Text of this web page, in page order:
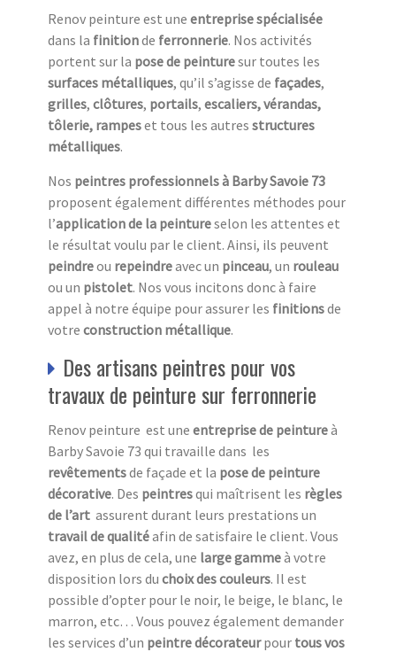
Renov peinture est une entreprise spécialisée
dans la finitionde ferronnerie. Nos activités
portent sur la pose de peinturesur toutes les
surfaces métalliques, qu’il s’agisse de façades,
grilles, clôtures, portails, escaliers,vérandas,
tôlerie, rampeset tous les autres structures
métalliques.
Nos peintres professionnels à Barby Savoie 73
proposent également différentes méthodes pour
l’application de la peintureselon les attentes et
le résultat voulu par le client. Ainsi, ils peuvent
peindreou repeindreavec un pinceau, un rouleau
ou un pistolet. Nos vous incitons donc à faire
appel à notre équipe pour assurer les finitionsde
votre construction métallique.
Des artisans peintres pour vos
travaux de peinture sur ferronnerie
Renov peinture est une entreprise de peintureà
Barby Savoie 73 qui travaille dans les
revêtementsde façade et la pose de peinture
décorative. Des peintresqui maîtrisent les règles
de l’art assurent durant leurs prestations un
travail de qualitéafin de satisfaire le client. Vous
avez, en plus de cela, une large gammeà votre
disposition lors du choix des couleurs. Il est
possible d’opter pour le noir, le beige, le blanc, le
marron, etc… Vous pouvez également demander
les services d’un peintre décorateurpour tous vos